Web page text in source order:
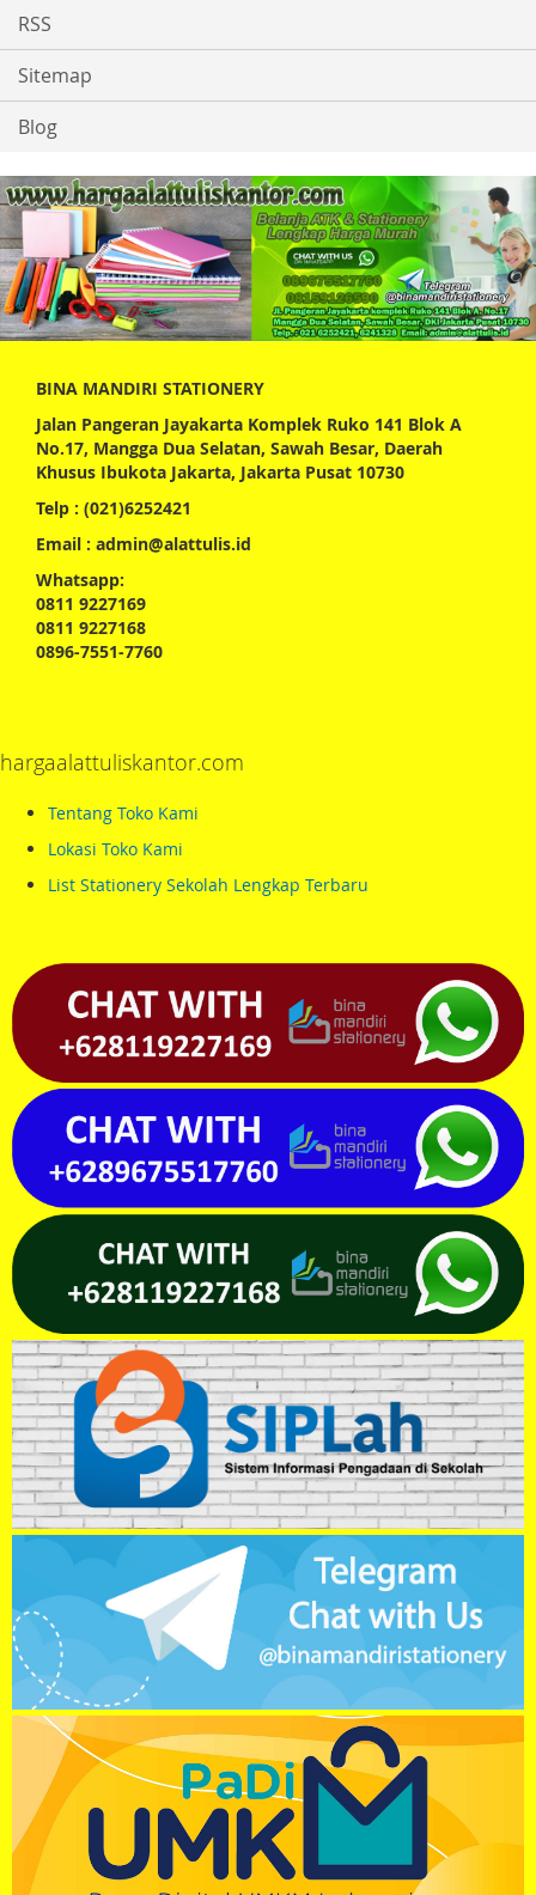
RSS
Sitemap
Blog
BINA MANDIRI STATIONERY
Jalan Pangeran Jayakarta Komplek Ruko 141 Blok A
No.17, Mangga Dua Selatan, Sawah Besar, Daerah
Khusus Ibukota Jakarta, Jakarta Pusat 10730
Telp : (021)6252421
Email : admin@alattulis.id
Whatsapp:
0811 9227169
0811 9227168
0896-7551-7760
hargaalattuliskantor.com
Tentang Toko Kami
Lokasi Toko Kami
List Stationery Sekolah Lengkap Terbaru